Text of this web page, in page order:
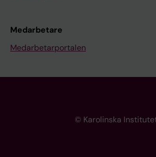
Medarbetare
Medarbetarportalen
© Karolinska